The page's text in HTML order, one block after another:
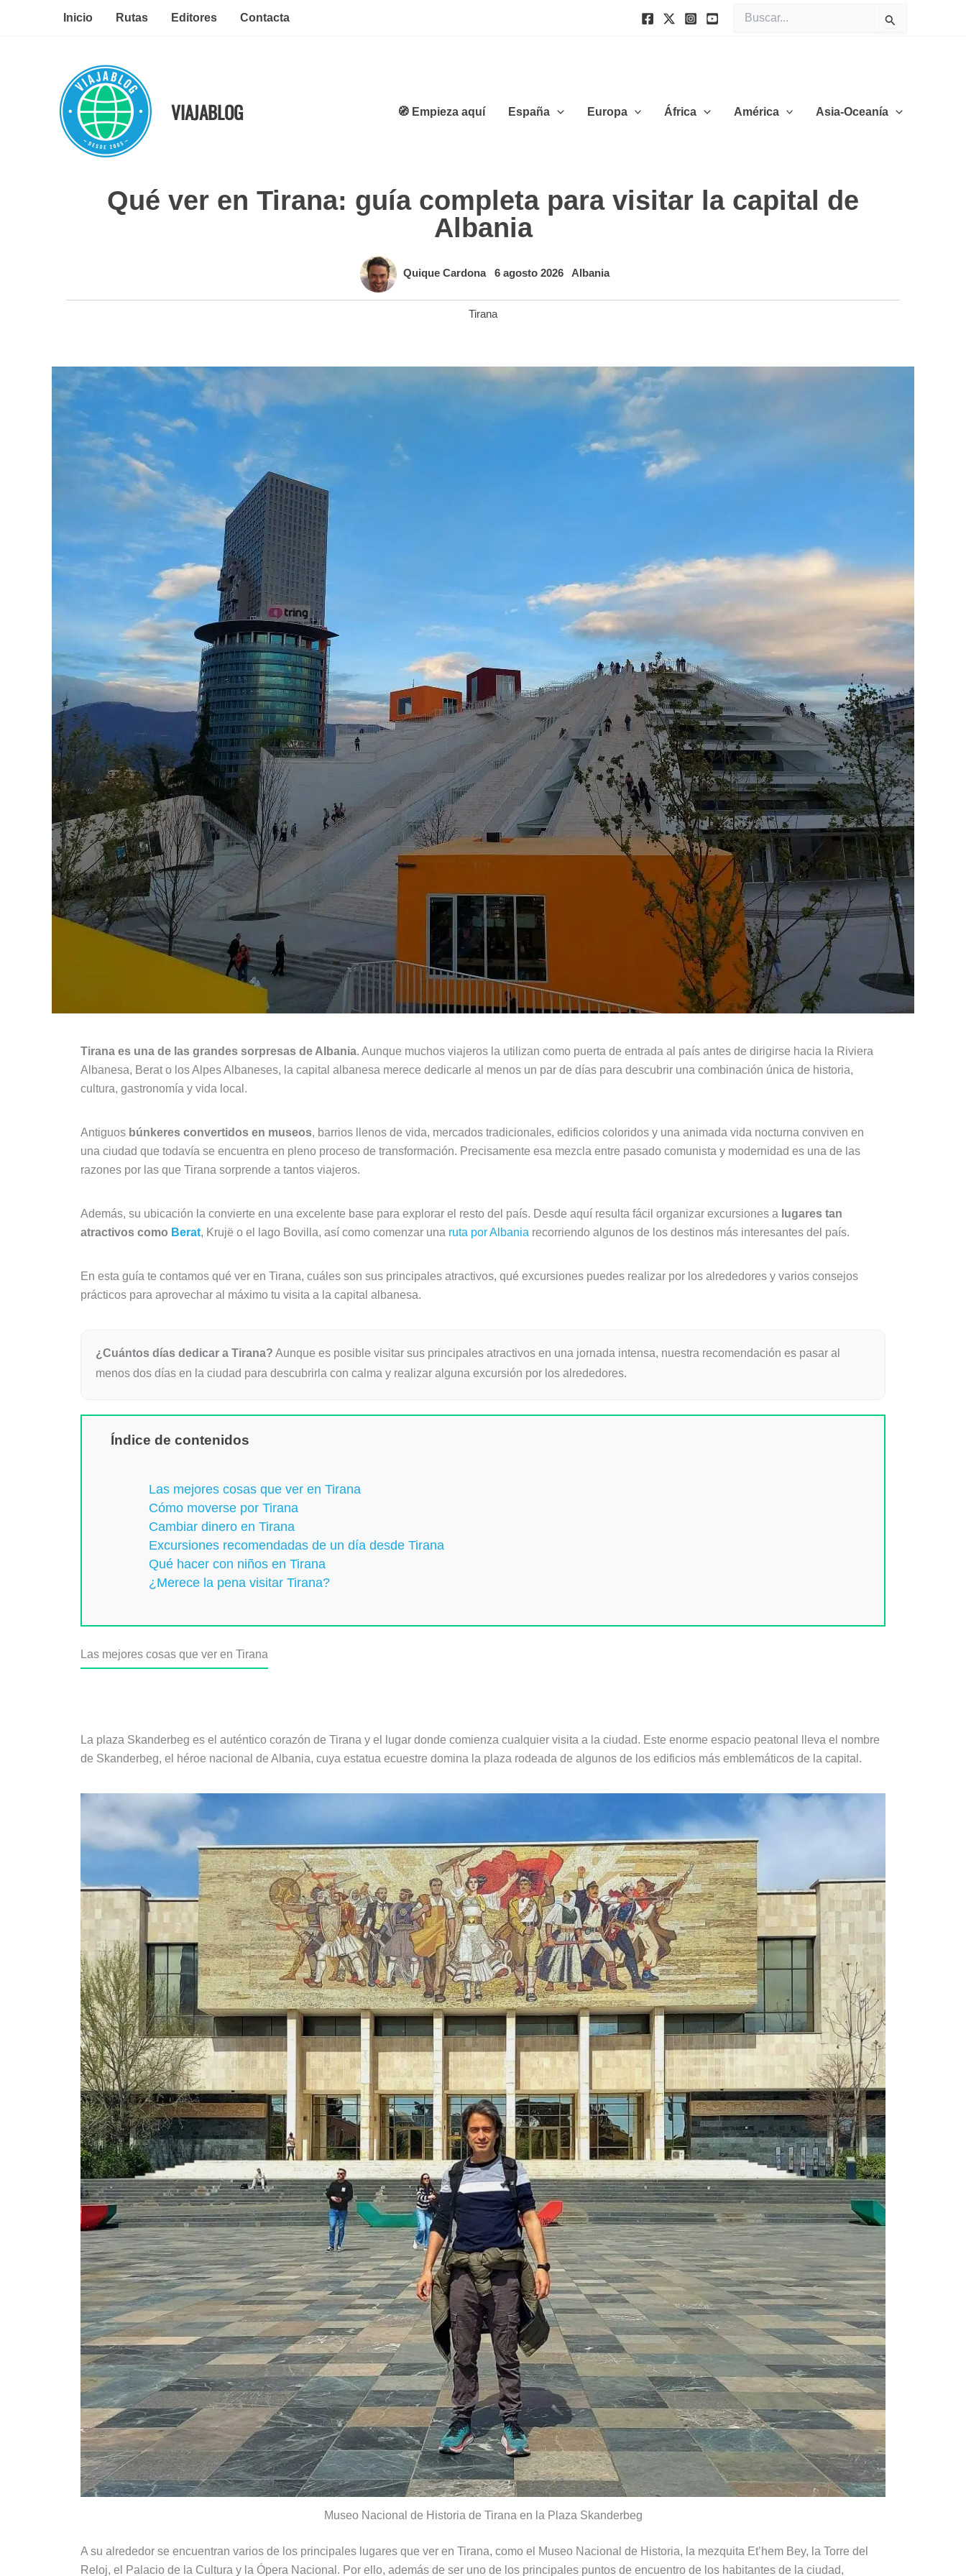
Inicio Rutas Editores Contacta
por:
VIAJABLOG 🧭 Empieza aquí España Europa África América Asia-Oceanía
Qué ver en Tirana: guía completa para visitar la capital de
Albania
Quique Cardona 6 agosto 2026 Albania
Tirana
Tirana es una de las grandes sorpresas de Albania. Aunque muchos viajeros la utilizan como puerta de entrada al país antes de dirigirse hacia la Riviera
Albanesa, Berat o los Alpes Albaneses, la capital albanesa merece dedicarle al menos un par de días para descubrir una combinación única de historia,
cultura, gastronomía y vida local.
Antiguos búnkeres convertidos en museos, barrios llenos de vida, mercados tradicionales, edificios coloridos y una animada vida nocturna conviven en
una ciudad que todavía se encuentra en pleno proceso de transformación. Precisamente esa mezcla entre pasado comunista y modernidad es una de las
razones por las que Tirana sorprende a tantos viajeros.
Además, su ubicación la convierte en una excelente base para explorar el resto del país. Desde aquí resulta fácil organizar excursiones a lugares tan
atractivos como Berat, Krujë o el lago Bovilla, así como comenzar una ruta por Albania recorriendo algunos de los destinos más interesantes del país.
En esta guía te contamos qué ver en Tirana, cuáles son sus principales atractivos, qué excursiones puedes realizar por los alrededores y varios consejos
prácticos para aprovechar al máximo tu visita a la capital albanesa.
¿Cuántos días dedicar a Tirana? Aunque es posible visitar sus principales atractivos en una jornada intensa, nuestra recomendación es pasar al
menos dos días en la ciudad para descubrirla con calma y realizar alguna excursión por los alrededores.
Índice de contenidos
Las mejores cosas que ver en Tirana
Cómo moverse por Tirana
Cambiar dinero en Tirana
Excursiones recomendadas de un día desde Tirana
Qué hacer con niños en Tirana
¿Merece la pena visitar Tirana?
Las mejores cosas que ver en Tirana
La plaza Skanderbeg es el auténtico corazón de Tirana y el lugar donde comienza cualquier visita a la ciudad. Este enorme espacio peatonal lleva el nombre
de Skanderbeg, el héroe nacional de Albania, cuya estatua ecuestre domina la plaza rodeada de algunos de los edificios más emblemáticos de la capital.
Museo Nacional de Historia de Tirana en la Plaza Skanderbeg
A su alrededor se encuentran varios de los principales lugares que ver en Tirana, como el Museo Nacional de Historia, la mezquita Et’hem Bey, la Torre del
Reloj, el Palacio de la Cultura y la Ópera Nacional. Por ello, además de ser uno de los principales puntos de encuentro de los habitantes de la ciudad,